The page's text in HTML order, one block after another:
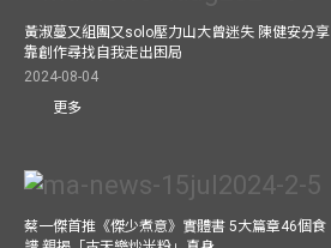
黃淑蔓又組團又solo壓力山大曾迷失 陳健安分享
靠創作尋找自我走出困局
2024-08-04
更多
蔡一傑首推《傑少煮意》實體書 5大篇章46個食